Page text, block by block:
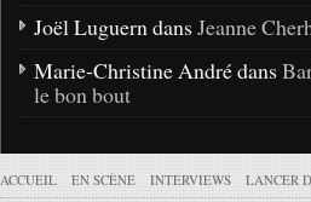
Joël Luguern dans Jeanne
Marie-Christine André dans
le bon bout
ACCUEIL EN SCÈNE INTERVIEWS LANCER